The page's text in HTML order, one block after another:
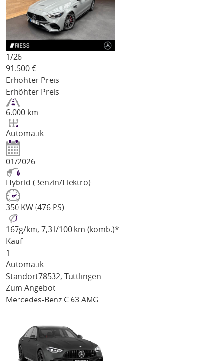
1/26
91.500 €
Erhöhter Preis
Erhöhter Preis
6.000 km
Automatik
01/2026
Hybrid (Benzin/Elektro)
350 KW (476 PS)
167g/km, 7,3 l/100 km (komb.)*
Kauf
1
Automatik
Standort78532, Tuttlingen
Zum Angebot
Mercedes-Benz C 63 AMG